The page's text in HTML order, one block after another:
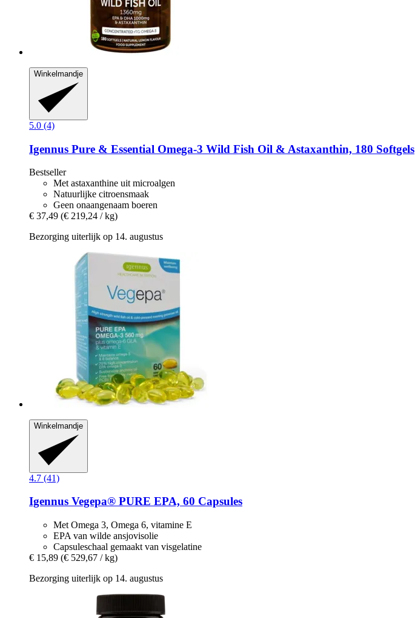
Winkelmandje
5.0 (4)
Igennus Pure & Essential Omega-​3 Wild Fish Oil & Astaxanthin, 180 Softgels
Bestseller
Met astaxanthine uit microalgen
Natuurlijke citroensmaak
Geen onaangenaam boeren
€ 37,49 (€ 219,24 / kg)
Bezorging uiterlijk op 14. augustus
Winkelmandje
4.7 (41)
Igennus Vegepa® PURE EPA, 60 Capsules
Met Omega 3, Omega 6, vitamine E
EPA van wilde ansjovisolie
Capsuleschaal gemaakt van visgelatine
€ 15,89 (€ 529,67 / kg)
Bezorging uiterlijk op 14. augustus